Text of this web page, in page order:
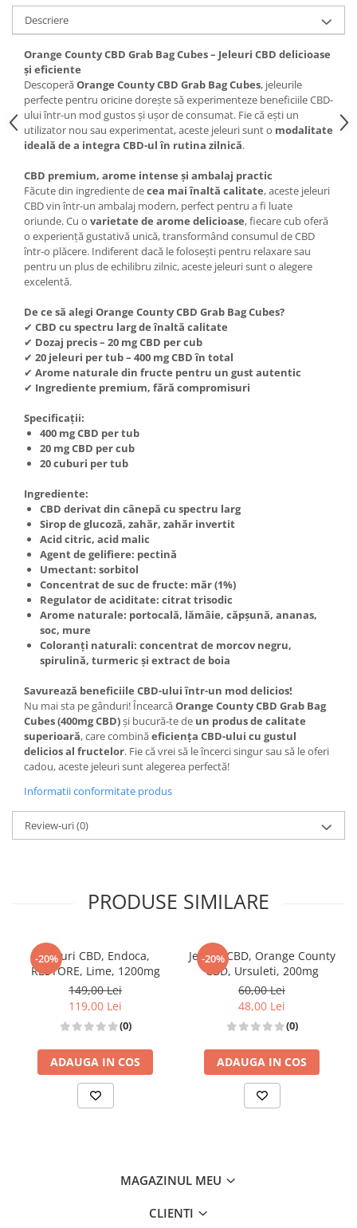
Descriere
Orange County CBD Grab Bag Cubes – Jeleuri CBD delicioase
și eficiente
DescoperăOrange County CBD Grab Bag Cubes, jeleurile
perfecte pentru oricine dorește să experimenteze beneficiile CBD-
ului într-un mod gustos și ușor de consumat. Fie că ești un
utilizator nou sau experimentat, aceste jeleuri sunt o modalitate
ideală de a integra CBD-ul în rutina zilnică.
CBD premium, arome intense și ambalaj practic
Făcute din ingrediente decea mai înaltă calitate, aceste jeleuri
CBD vin într-un ambalaj modern, perfect pentru a fi luate
oriunde. Cu o varietate de arome delicioase, fiecare cub oferă
o experiență gustativă unică, transformând consumul de CBD
într-o plăcere. Indiferent dacă le folosești pentru relaxare sau
pentru un plus de echilibru zilnic, aceste jeleuri sunt o alegere
excelentă.
De ce să alegi Orange County CBD Grab Bag Cubes?
✔ CBD cu spectru larg de înaltă calitate
✔ Dozaj precis – 20 mg CBD per cub
✔ 20 jeleuri per tub – 400 mg CBD în total
✔ Arome naturale din fructe pentru un gust autentic
✔ Ingrediente premium, fără compromisuri
Specificații:
400 mg CBD per tub
20 mg CBD per cub
20 cuburi per tub
Ingrediente:
CBD derivat din cânepă cu spectru larg
Sirop de glucoză, zahăr, zahăr invertit
Acid citric, acid malic
Agent de gelifiere: pectină
Umectant: sorbitol
Concentrat de suc de fructe: măr (1%)
Regulator de aciditate: citrat trisodic
Arome naturale: portocală, lămâie, căpșună, ananas,
soc, mure
Coloranți naturali: concentrat de morcov negru,
spirulină, turmeric și extract de boia
Savurează beneficiile CBD-ului într-un mod delicios!
Nu mai sta pe gânduri! ÎncearcăOrange County CBD Grab Bag
Cubes (400mg CBD)și bucură-te de un produs de calitate
superioară, care combinăeficiența CBD-ului cu gustul
delicios al fructelor. Fie că vrei să le încerci singur sau să le oferi
cadou, aceste jeleuri sunt alegerea perfectă!
Informatii conformitate produs
Review-uri(0)
PRODUSE SIMILARE
-20%
Jeleuri CBD, Endoca,
RESTORE, Lime, 1200mg
149,00 Lei
119,00 Lei
(0)
ADAUGA IN COS
-20%
Jeleuri CBD, Orange County
CBD, Ursuleti, 200mg
60,00 Lei
48,00 Lei
(0)
ADAUGA IN COS
MAGAZINUL MEU
CLIENTI